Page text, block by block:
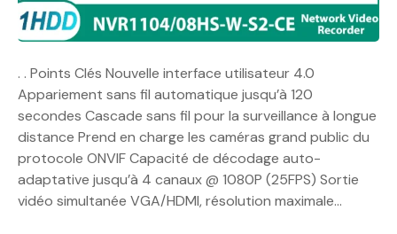
. . Points Clés Nouvelle interface utilisateur 4.0
Appariement sans fil automatique jusqu’à 120
secondes Cascade sans fil pour la surveillance à longue
distance Prend en charge les caméras grand public du
protocole ONVIF Capacité de décodage auto-
adaptative jusqu’à 4 canaux @ 1080P (25FPS) Sortie
vidéo simultanée VGA/HDMI, résolution maximale…